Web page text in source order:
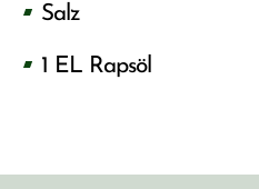
Salz
1 EL Rapsöl